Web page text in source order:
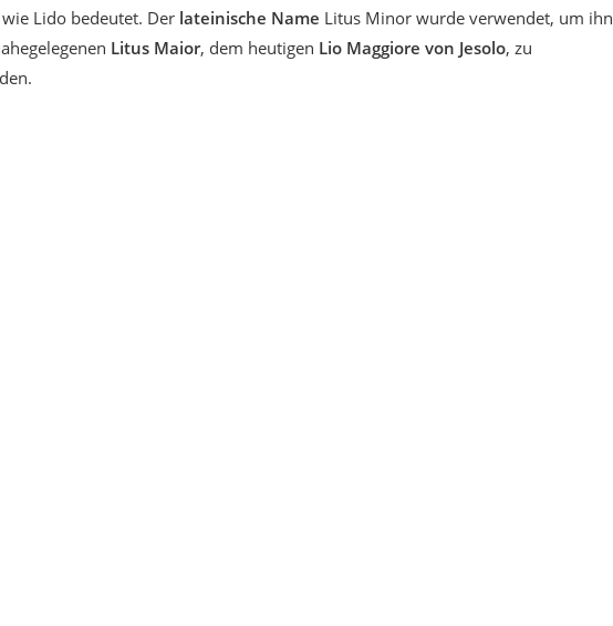
Lido bedeutet. Der lateinische Name Litus Minor wurde verwendet, um ihn
Litus Maior, dem heutigen Lio Maggiore von Jesolo, zu